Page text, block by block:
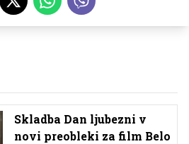
Skladba Dan ljubezni v
novi preobleki za film Belo